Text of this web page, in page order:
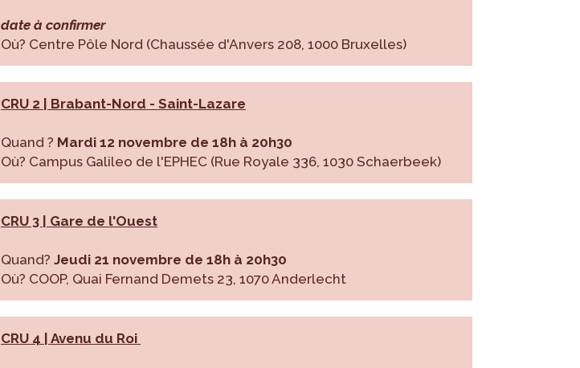
date à confirmer
Où? Centre Pôle Nord (Chaussée d'Anvers 208, 1000 Bruxelles)
CRU 2 | Brabant-Nord - Saint-Lazare
Quand ? Mardi 12 novembre de 18h à 20h30
Où? Campus Galileo de l'EPHEC (Rue Royale 336, 1030 Schaerbeek)
CRU 3 | Gare de l'Ouest
Quand?Jeudi 21 novembre de 18h à 20h30
Où? COOP, Quai Fernand Demets 23, 1070 Anderlecht
CRU 4 | Avenu du Roi